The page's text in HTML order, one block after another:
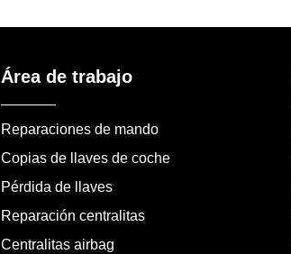
Área de trabajo
Reparaciones de mando
Copias de llaves de coche
Pérdida de llaves
Reparación centralitas
Centralitas airbag